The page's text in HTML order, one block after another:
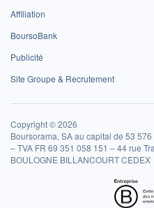
Affiliation
BoursoBank
Publicité
Site Groupe & Recrutement
Copyright © 2026
Boursorama, SA au capital de 53
– TVA FR 69 351 058 151 – 44 rue
BOULOGNE BILLANCOURT CEDEX